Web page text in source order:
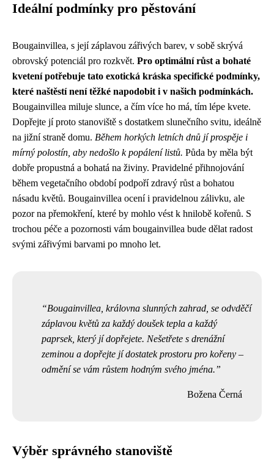
Ideální podmínky pro pěstování
Bougainvillea, s její záplavou zářivých barev, v sobě skrývá
obrovský potenciál pro rozkvět. Pro optimální růst a bohaté
kvetení potřebuje tato exotická kráska specifické podmínky,
které naštěstí není těžké napodobit i v našich podmínkách.
Bougainvillea miluje slunce, a čím více ho má, tím lépe kvete.
Dopřejte jí proto stanoviště s dostatkem slunečního svitu, ideálně
na jižní straně domu. Během horkých letních dnů jí prospěje i
mírný polostín, aby nedošlo k popálení listů. Půda by měla být
dobře propustná a bohatá na živiny. Pravidelné přihnojování
během vegetačního období podpoří zdravý růst a bohatou
násadu květů. Bougainvillea ocení i pravidelnou zálivku, ale
pozor na přemokření, které by mohlo vést k hnilobě kořenů. S
trochou péče a pozornosti vám bougainvillea bude dělat radost
svými zářivými barvami po mnoho let.
Bougainvillea, královna slunných zahrad, se odvděčí
záplavou květů za každý doušek tepla a každý
paprsek, který jí dopřejete. Nešetřete s drenážní
zeminou a dopřejte jí dostatek prostoru pro kořeny –
odmění se vám růstem hodným svého jména.
Božena Černá
Výběr správného stanoviště